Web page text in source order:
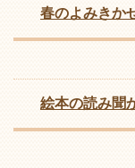
春のよみきか
絵本の読み聞